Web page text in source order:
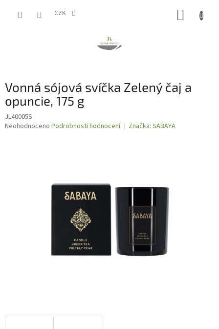
CZK
Vonná sójová svíčka Zelený čaj a
opuncie, 175 g
JL40005S
Průměrné
Neohodnoceno Podrobnosti hodnocení Značka: SABAYA